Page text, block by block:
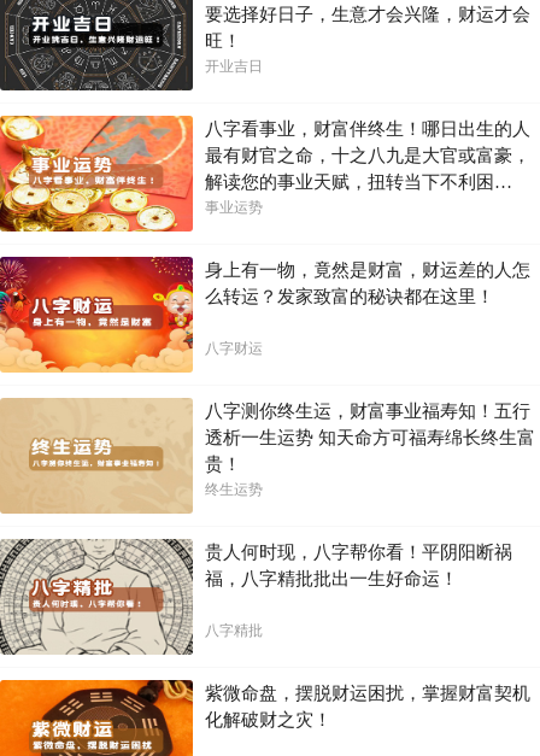
要选择好日子，生意才会兴隆，财运才会
旺！
开业吉日
八字看事业，财富伴终生！哪日出生的人
最有财官之命，十之八九是大官或富豪，
解读您的事业天赋，扭转当下不利困
局！！
事业运势
身上有一物，竟然是财富，财运差的人怎
么转运？发家致富的秘诀都在这里！
八字财运
八字测你终生运，财富事业福寿知！五行
透析一生运势 知天命方可福寿绵长终生富
贵！
终生运势
贵人何时现，八字帮你看！平阴阳断祸
福，八字精批批出一生好命运！
八字精批
紫微命盘，摆脱财运困扰，掌握财富契机
化解破财之灾！